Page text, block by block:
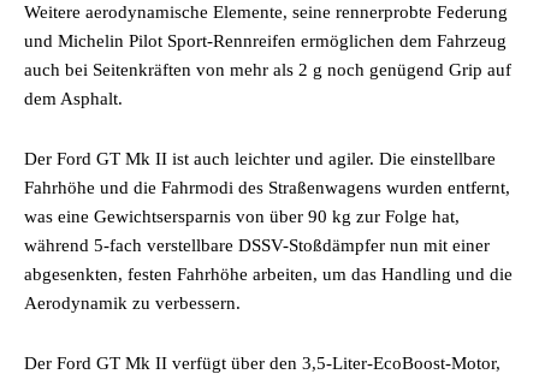
Weitere aerodynamische Elemente, seine rennerprobte Federung
und Michelin Pilot Sport-Rennreifen ermöglichen dem Fahrzeug
auch bei Seitenkräften von mehr als 2 g noch genügend Grip auf
dem Asphalt.
Der Ford GT Mk II ist auch leichter und agiler. Die einstellbare
Fahrhöhe und die Fahrmodi des Straßenwagens wurden entfernt,
was eine Gewichtsersparnis von über 90 kg zur Folge hat,
während 5-fach verstellbare DSSV-Stoßdämpfer nun mit einer
abgesenkten, festen Fahrhöhe arbeiten, um das Handling und die
Aerodynamik zu verbessern.
Der Ford GT Mk II verfügt über den 3,5-Liter-EcoBoost-Motor,